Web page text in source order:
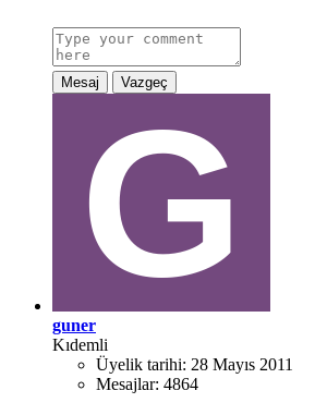
Mesaj Vazgeç
guner
Kıdemli
Üyelik tarihi: 28 Mayıs 2011
Mesajlar: 4864